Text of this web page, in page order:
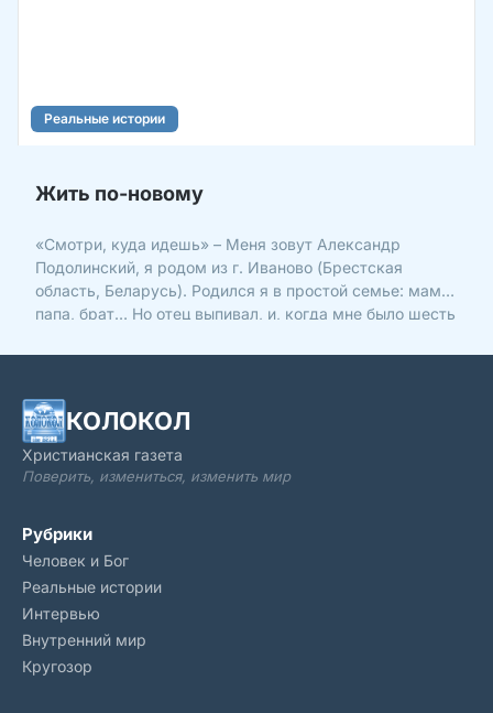
Реальные истории
Жить по-новому
«Смотри, куда идешь» – Меня зовут Александр
Подолинский, я родом из г. Иваново (Брестская
область, Беларусь). Родился я в простой семье: мама,
папа, брат… Но отец выпивал, и, когда мне было шесть
на трех работах, чтобы нас как-то обеспечить. О хр
КОЛОКОЛ
Христианская газета
Поверить, измениться, изменить мир
Рубрики
Человек и Бог
Реальные истории
Интервью
Внутренний мир
Кругозор